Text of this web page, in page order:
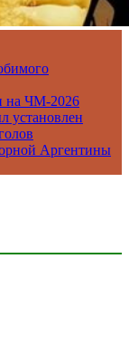
на ЧМ-2026
Аргентины